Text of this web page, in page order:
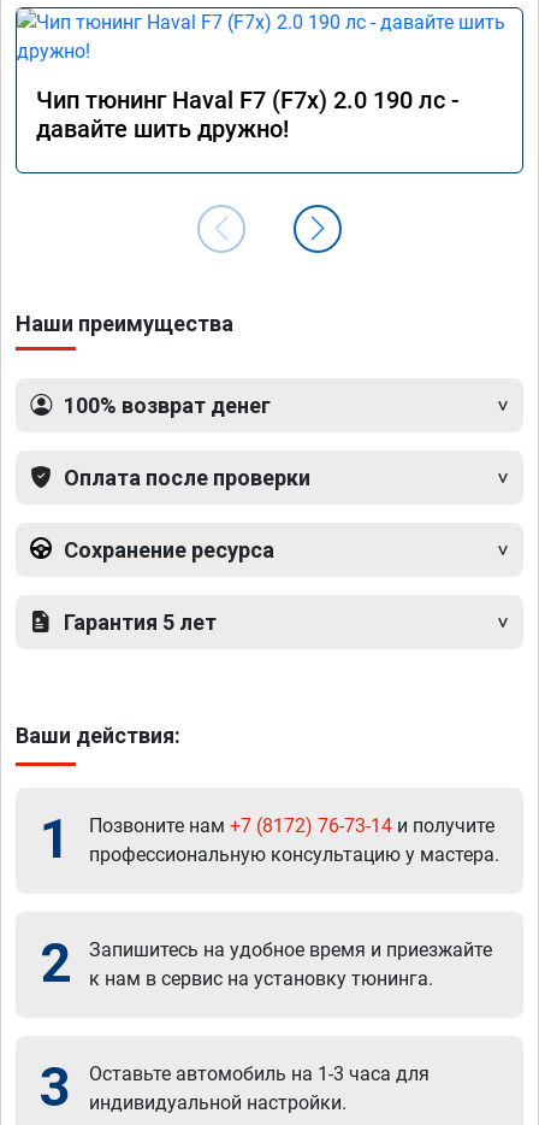
Чип тюнинг Haval F7 (F7x) 2.0 190 лс -
давайте шить дружно!
Наши преимущества
100% возврат денег
Оплата после проверки
Сохранение ресурса
Гарантия 5 лет
Ваши действия:
1 Позвоните нам +7 (8172) 76-73-14 и получите
профессиональную консультацию у мастера.
2
Запишитесь на удобное время и приезжайте
к нам в сервис на установку тюнинга.
3
Оставьте автомобиль на 1-3 часа для
индивидуальной настройки.